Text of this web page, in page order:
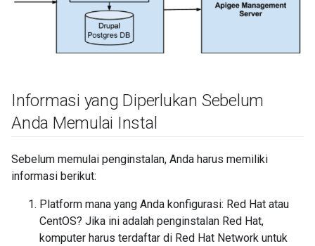
Informasi yang Diperlukan Sebelum
Anda Memulai Instal
Sebelum memulai penginstalan, Anda harus memiliki
informasi berikut:
Platform mana yang Anda konfigurasi: Red Hat atau
CentOS? Jika ini adalah penginstalan Red Hat,
komputer harus terdaftar di Red Hat Network untuk